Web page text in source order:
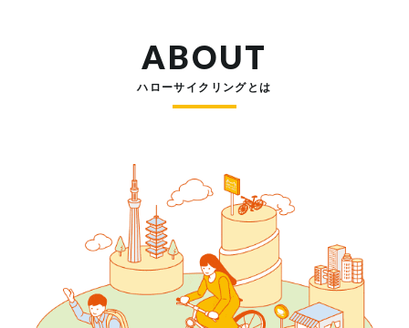
ABOUT
ハローサイクリングとは